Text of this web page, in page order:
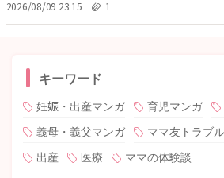
2026/08/09 23:15 1
キーワード
妊娠・出産マンガ 育児マンガ
義母・義父マンガ
ママ友トラブ
出産
医療 ママの体験談